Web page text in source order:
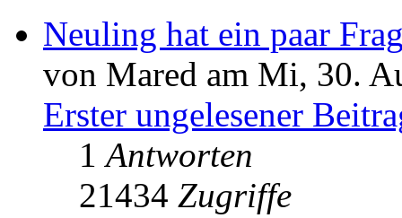
Neuling hat ein paar
von Mared am Mi, 30.
Erster ungelesener
1Antworten
21434 Zugriffe